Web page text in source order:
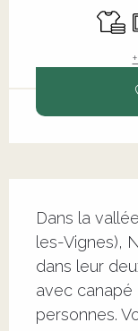
Dans la
les-Vignes),
dans leur
avec canapé
personnes.